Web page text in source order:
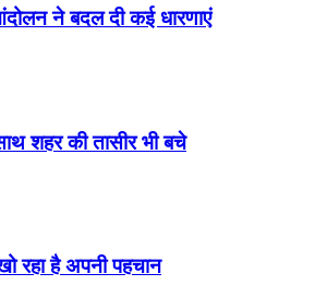
ने बदल दी कई धारणाएं
शहर की तासीर भी बचे
रहा है अपनी पहचान